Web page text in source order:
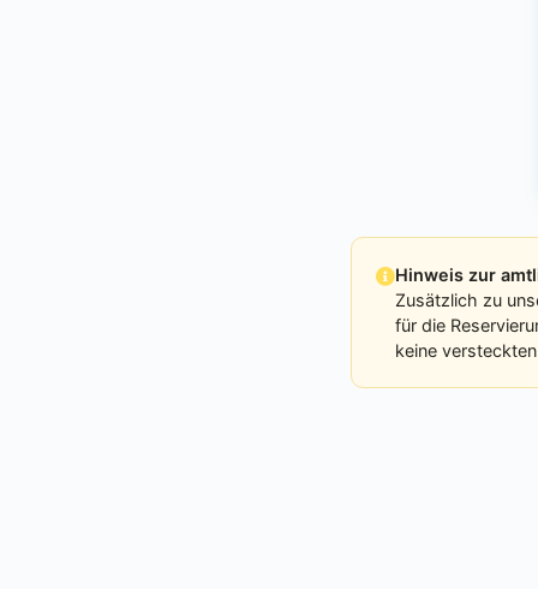
Hinweis zur
Zusätzlich zu
für die
keine